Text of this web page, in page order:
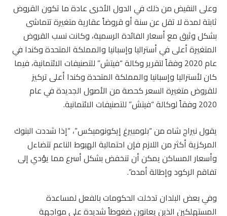
وعلى النقيض من ذلك في الدول الأخرى عادة ما تكون القروض
ثابتة لمدة لا تقل عن سنة أو قروضاً عقارية متغيرة تتماشى
بشكل وثيق مع أسعار الفائدة الرسمية، وكانت نسب القروض
المتغيرة أعلى في أستراليا وإسبانيا والمملكة المتحدة وكندا في
عام 2020 وفقاً لتقرير وكالة “فيتش” للتصنيفات الائتمانية، فيما
كان لأستراليا وإسبانيا والمملكة المتحدة وكندا أعلى تركيز
للقروض متغيرة السعر كحصة من الأصول الجديدة في عام
2020 وفقاً لوكالة “فيتش” للتصنيفات الائتمانية.
يقول نيراج شاه من “بلومبيرغ إيكونوميكس”، “إذا شددت البنوك
المركزية أكثر من اللازم فإن احتمالية الهبوط الناعم تتضاءل
وأسعار المساكن يمكن أن تنخفض بشكل أسرع مما يؤدي إلى
تفاقم الركود وإطالة أمده”.
وفي بعض البلدان تدخلت الحكومات بالفعل لمساعدة
المستهلكين الذين يعانون ضغوطاً شديدة على مواجهة